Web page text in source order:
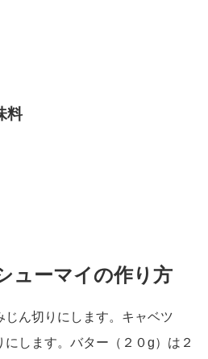
料
ューマイの作り方
じん切りにします。キャベツ
にします。バター（２０g）は２